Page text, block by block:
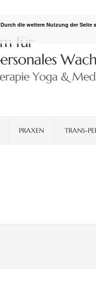
PRAXEN TRANS-
Durch die weitere Nutzung der